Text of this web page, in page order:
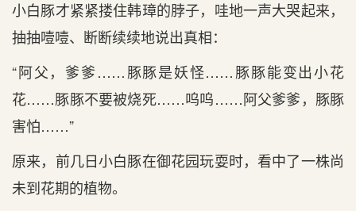
小白豚才紧紧搂住韩璋的脖子，哇地一声大哭起来，
抽抽噎噎、断断续续地说出真相：
“阿父，爹爹……豚豚是妖怪……豚豚能变出小花
花……豚豚不要被烧死……呜呜……阿父爹爹，豚豚
害怕……”
原来，前几日小白豚在御花园玩耍时，看中了一株尚
未到花期的植物。